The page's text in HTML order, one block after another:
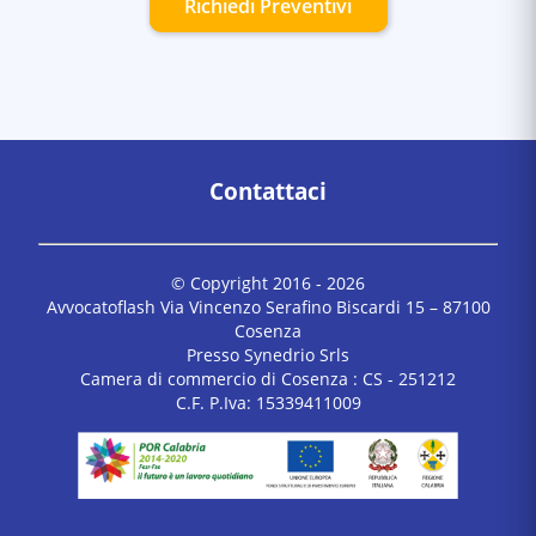
Richiedi Preventivi
Contattaci
© Copyright 2016 - 2026
Avvocatoflash Via Vincenzo Serafino Biscardi 15 – 87100
Cosenza
Presso Synedrio Srls
Camera di commercio di Cosenza : CS - 251212
C.F. P.Iva: 15339411009